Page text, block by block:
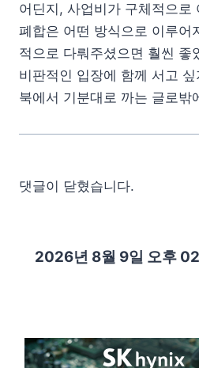
어딘지, 사업비가 구체적으로
폐합은 어떤 방식으로 이루어
적으로 다뤄주셨으면 훨씬 좋
비판적인 입장에 함께 서고
북에서 기분대로 까는 글로
댓글이 닫혔습니다.
2026년 8월 9일 오후